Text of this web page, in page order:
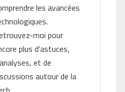
les avancées
moi pour
plus d'astuces,
et de
autour de la